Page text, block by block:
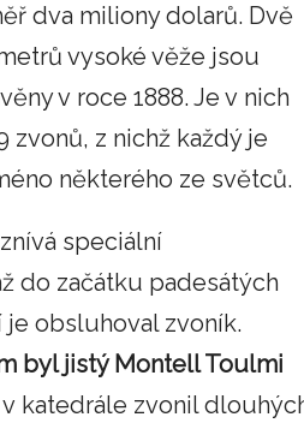
dva miliony dolarů. Dvě
vysoké věže jsou
v roce 1888. Je v nich
zvonů, z nichž každý je
některého ze světců.
speciální
do začátku padesátých
obsluhoval zvoník.
byl jistý Montell Toulmi
katedrále zvonil